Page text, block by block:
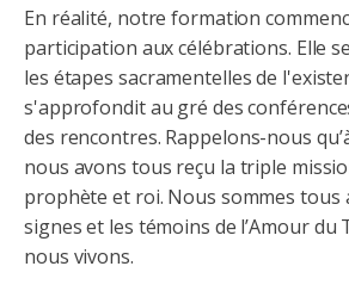
En réalité, notre formation
participation aux célébrations. Elle
les étapes sacramentelles de
s'approfondit au gré des
des rencontres. Rappelons-nous
nous avons tous reçu la triple
prophète et roi. Nous sommes tous
signes et les témoins de l’Amour
nous vivons.